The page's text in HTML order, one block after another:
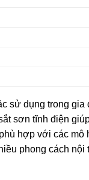
sử dụng trong gia
sơn tĩnh điện
hợp với các mô
phong cách nội